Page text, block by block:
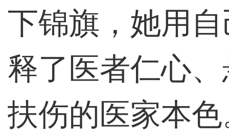
下锦旗，她用
释了医者仁心
扶伤的医家本